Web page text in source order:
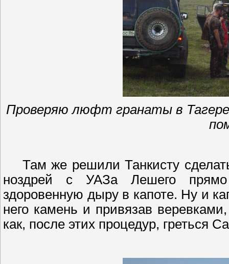
Проверяю люфт гранаты в Тагере
Там же решили Танкисту
ноздрей с УАЗа Лешего
здоровенную дыру в капоте. Ну и
него камень и привязав
как, после этих процедур, греться